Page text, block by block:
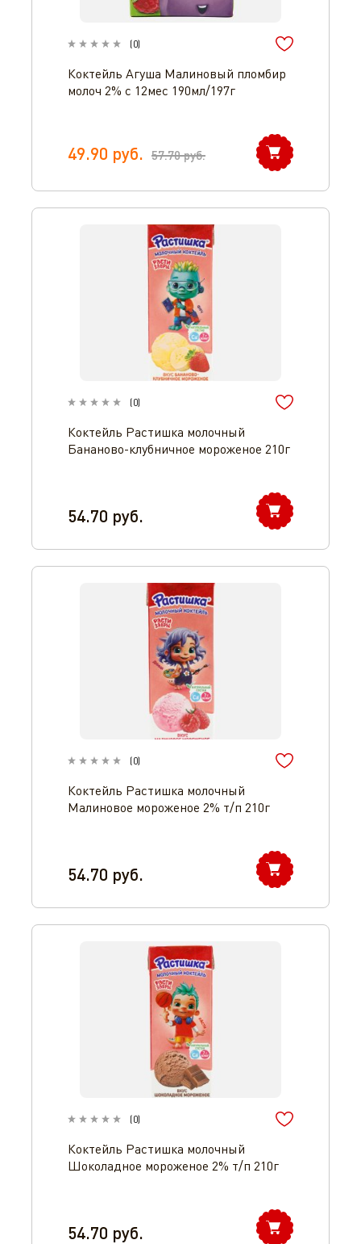
(0)
Коктейль Агуша Малиновый пломбир
молоч 2% с 12мес 190мл/197г
49.90 руб. 57.70руб.
(0)
Коктейль Растишка молочный
Бананово-клубничное мороженое 210г
54.70 руб.
(0)
Коктейль Растишка молочный
Малиновое мороженое 2% т/п 210г
54.70 руб.
(0)
Коктейль Растишка молочный
Шоколадное мороженое 2% т/п 210г
54.70 руб.